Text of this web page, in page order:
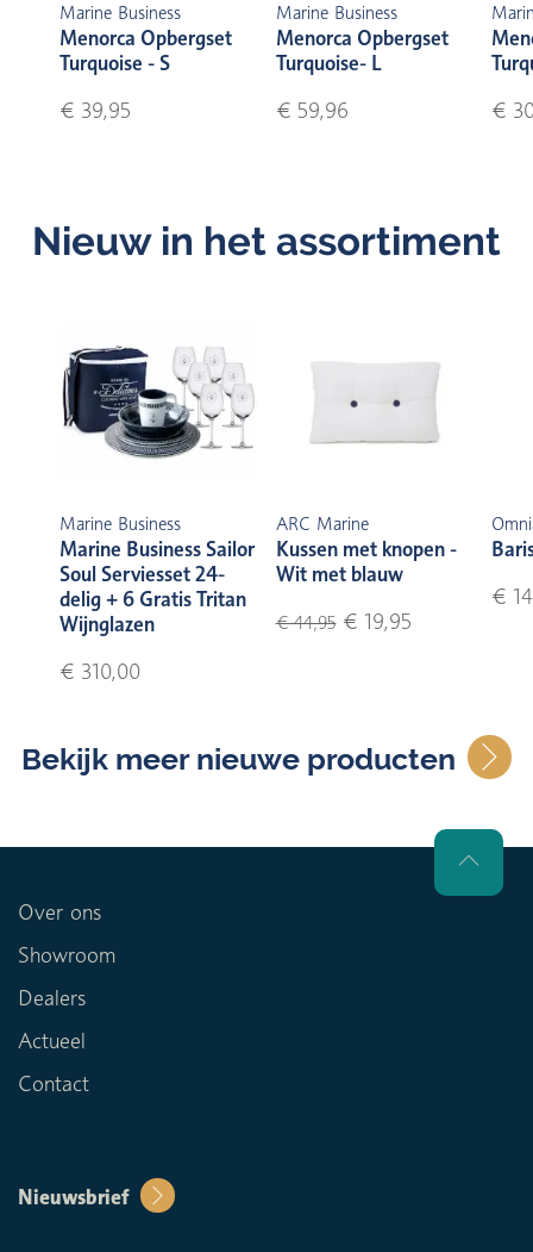
Marine Business
Menorca Opbergset
Turquoise - S
€ 39,95
Marine Business
Menorca Opbergset
Turquoise- L
€ 59,96
€
Nieuw in het assortiment
Marine Business
Marine Business Sailor
Soul Serviesset 24-
delig + 6 Gratis Tritan
Wijnglazen
€ 310,00
ARC Marine
Kussen met knopen -
Wit met blauw
€ 44,95€ 19,95
€
Bekijk meer nieuwe producten
Over ons
Showroom
Dealers
Actueel
Contact
Nieuwsbrief